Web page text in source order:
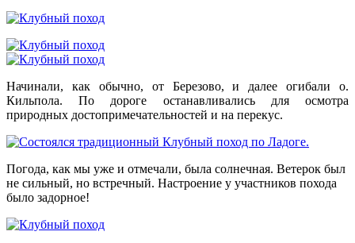
Начинали, как обычно, от Березово, и далее огибали о.
Кильпола. По дороге останавливались для осмотра
природных достопримечательностей и на перекус.
Погода, как мы уже и отмечали, была солнечная. Ветерок был
не сильный, но встречный. Настроение у участников похода
было задорное!